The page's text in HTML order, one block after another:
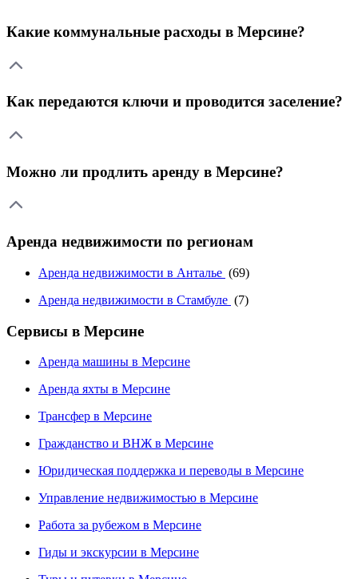
Какие коммунальные расходы в Мерсине?
Как передаются ключи и проводится заселение?
Можно ли продлить аренду в Мерсине?
Аренда недвижимости по регионам
Аренда недвижимости в Анталье (69)
Аренда недвижимости в Стамбуле (7)
Сервисы в Мерсине
Аренда машины в Мерсине
Аренда яхты в Мерсине
Трансфер в Мерсине
Гражданство и ВНЖ в Мерсине
Юридическая поддержка и переводы в Мерсине
Управление недвижимостью в Мерсине
Работа за рубежом в Мерсине
Гиды и экскурсии в Мерсине